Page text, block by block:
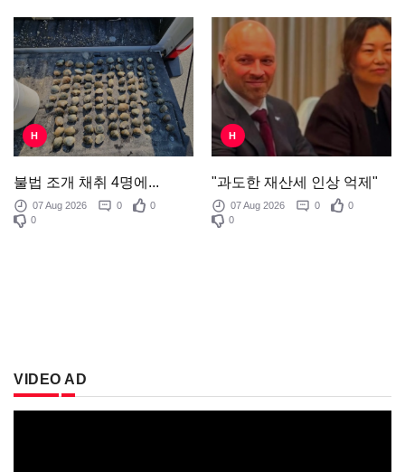
H
불법 조개 채취 4명에...
07 Aug 2026 0
0
0
H
"과도한 재산세 인상 억제"
07 Aug 2026 0
0
0
VIDEO AD